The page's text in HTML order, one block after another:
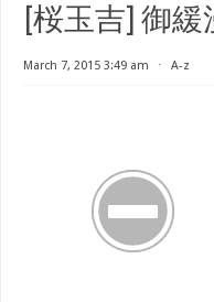
[桜玉吉] 御緩
March 7, 2015 3:49 am ⋅ A-z